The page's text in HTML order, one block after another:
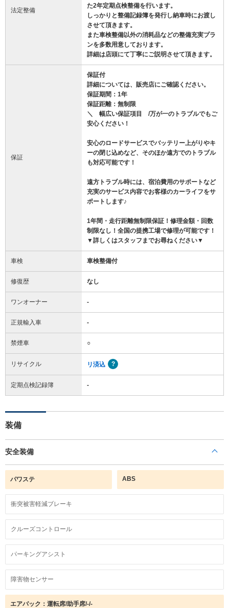
法定整備
た2年定期点検整備を行います。
しっかりと整備記録簿を発行し納車時にお渡し
させて頂きます。
また車検整備以外の消耗品などの整備充実プラ
ンを多数用意しております。
詳細は店頭にて丁寧にご説明させて頂きます。
保証
保証付
詳細については、販売店にご確認ください。
保証期間：1年
保証距離：無制限
＼ 幅広い保証項目 /万が一のトラブルでもご
安心ください！
安心のロードサービスでバッテリー上がりやキ
ーの閉じ込めなど、そのほか遠方でのトラブル
も対応可能です！
遠方トラブル時には、宿泊費用のサポートなど
充実のサービス内容でお客様のカーライフをサ
ポートします♪
1年間・走行距離無制限保証！修理金額・回数
制限なし！全国の提携工場で修理が可能です！
▼詳しくはスタッフまでお尋ねください▼
車検 車検整備付
修復歴 なし
ワンオーナー -
正規輸入車 -
禁煙車 ○
リサイクル リ済込
定期点検記録簿 -
装備
安全装備
パワステ ABS
衝突被害軽減ブレーキ
クルーズコントロール
パーキングアシスト
障害物センサー
エアバック：運転席/助手席/-/-